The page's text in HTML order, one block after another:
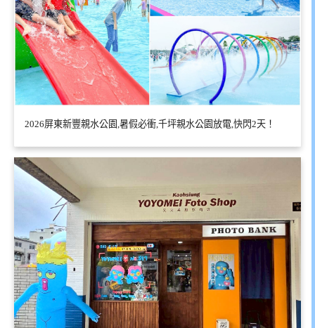
2026屏東新豐親水公園,暑假必衝,千坪親水公園放電,快閃2天！